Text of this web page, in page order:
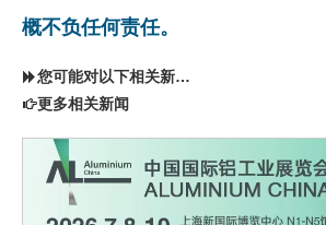
概不负任何责任。
您可能对以下相关新闻同样感兴趣
更多相关新闻